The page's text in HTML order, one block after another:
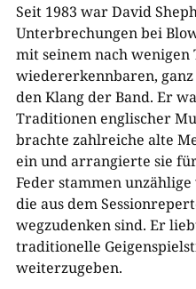
Seit 1983 war David
Unterbrechungen bei
mit seinem nach wenigen
wiedererkennbaren,
den Klang der Band. Er
Traditionen englischer
brachte zahlreiche alte
ein und arrangierte sie
Feder stammen
die aus dem
wegzudenken sind. Er
traditionelle
weiterzugeben.